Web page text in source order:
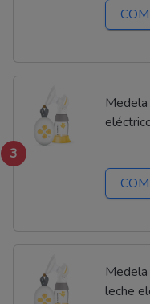
3
leche